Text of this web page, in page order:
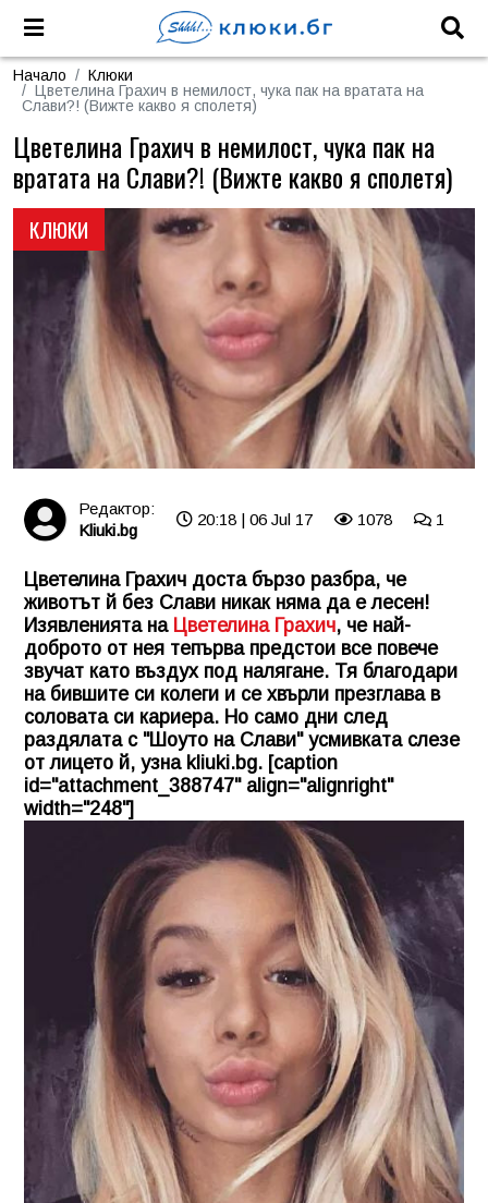
Начало
Клюки
Цветелина Грахич в немилост, чука пак на вратата на
Слави?! (Вижте какво я сполетя)
КЛЮКИ
Цветелина Грахич в немилост, чука пак на
вратата на Слави?! (Вижте какво я сполетя)
Редактор:
Kliuki.bg
20:18 | 06 Jul 17 1078 1
Цветелина Грахич доста бързо разбра, че
животът й без Слави никак няма да е лесен!
Изявленията на Цветелина Грахич, че най-
доброто от нея тепърва предстои все повече
звучат като въздух под налягане. Тя благодари
на бившите си колеги и се хвърли презглава в
соловата си кариера. Но само дни след
раздялата с "Шоуто на Слави" усмивката слезе
от лицето й, узна kliuki.bg. [caption
id="attachment_388747" align="alignright"
width="248"]